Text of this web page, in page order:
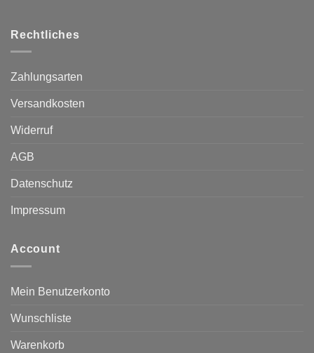
Rechtliches
Zahlungsarten
Versandkosten
Widerruf
AGB
Datenschutz
Impressum
Account
Mein Benutzerkonto
Wunschliste
Warenkorb